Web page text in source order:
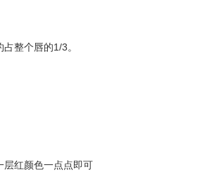
整个唇的1/3。
红颜色一点点即可